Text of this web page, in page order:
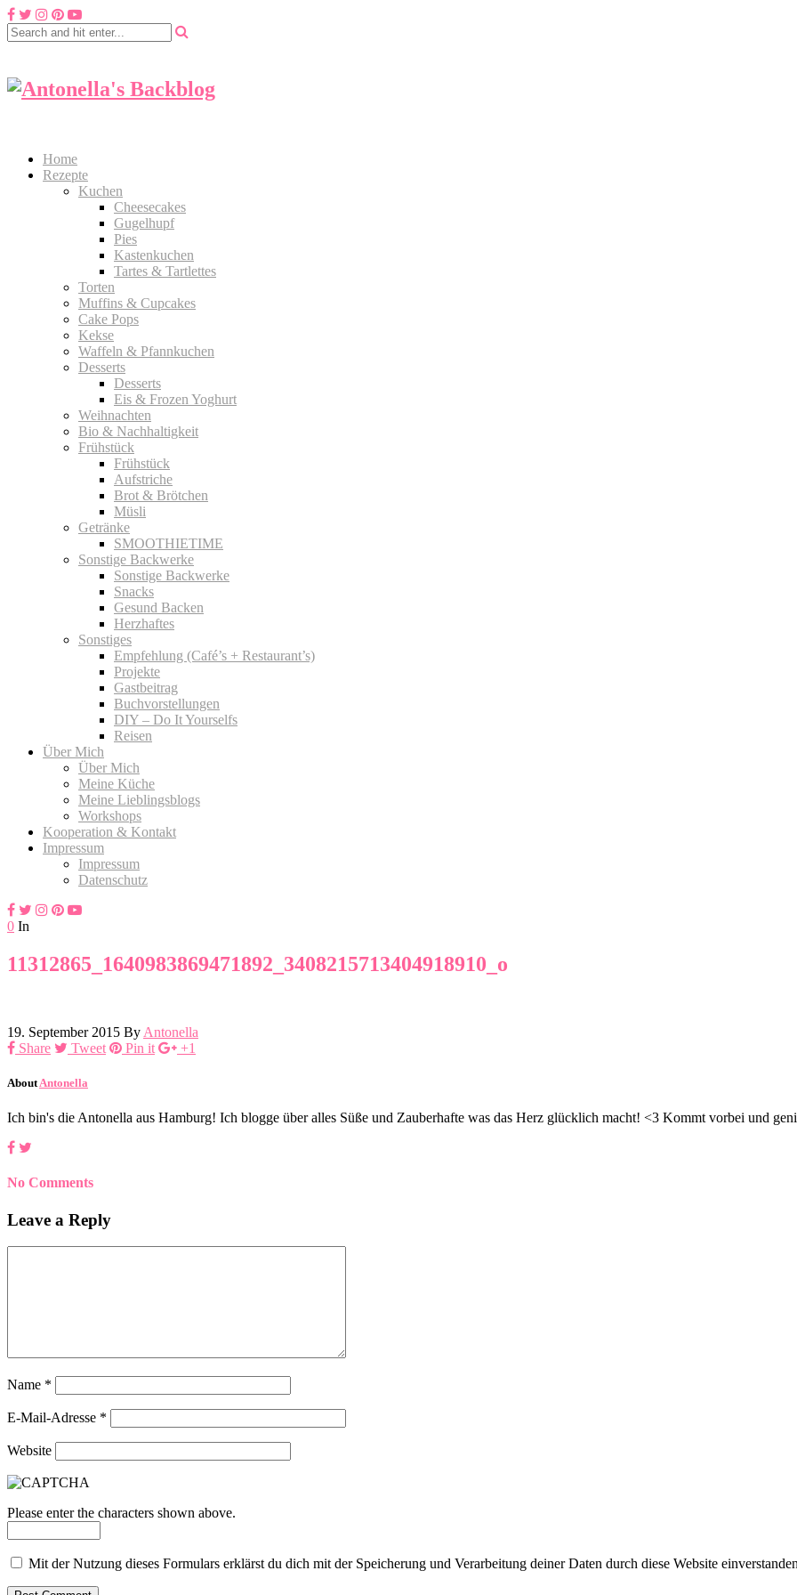
Home
Rezepte
Kuchen
Cheesecakes
Gugelhupf
Pies
Kastenkuchen
Tartes & Tartlettes
Torten
Muffins & Cupcakes
Cake Pops
Kekse
Waffeln & Pfannkuchen
Desserts
Desserts
Eis & Frozen Yoghurt
Weihnachten
Bio & Nachhaltigkeit
Frühstück
Frühstück
Aufstriche
Brot & Brötchen
Müsli
Getränke
SMOOTHIETIME
Sonstige Backwerke
Sonstige Backwerke
Snacks
Gesund Backen
Herzhaftes
Sonstiges
Empfehlung (Café’s + Restaurant’s)
Projekte
Gastbeitrag
Buchvorstellungen
DIY – Do It Yourselfs
Reisen
Über Mich
Über Mich
Meine Küche
Meine Lieblingsblogs
Workshops
Kooperation & Kontakt
Impressum
Impressum
Datenschutz
0 In
11312865_1640983869471892_3408215713404918910_o
19. September 2015 By Antonella
Share
Tweet Pin it +1
About Antonella
Ich bin's die Antonella aus Hamburg! Ich blogge über alles Süße und Zauberhafte was das Herz glücklich macht! <3 Kommt vorbei und
No Comments
Leave a Reply
Name *
E-Mail-Adresse *
Website
Please enter the characters shown above.
Mit der Nutzung dieses Formulars erklärst du dich mit der Speicherung und Verarbeitung deiner Daten durch diese Website